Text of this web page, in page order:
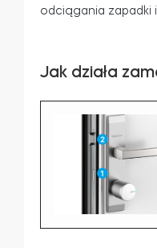
odciągania zapadki
Jak działa